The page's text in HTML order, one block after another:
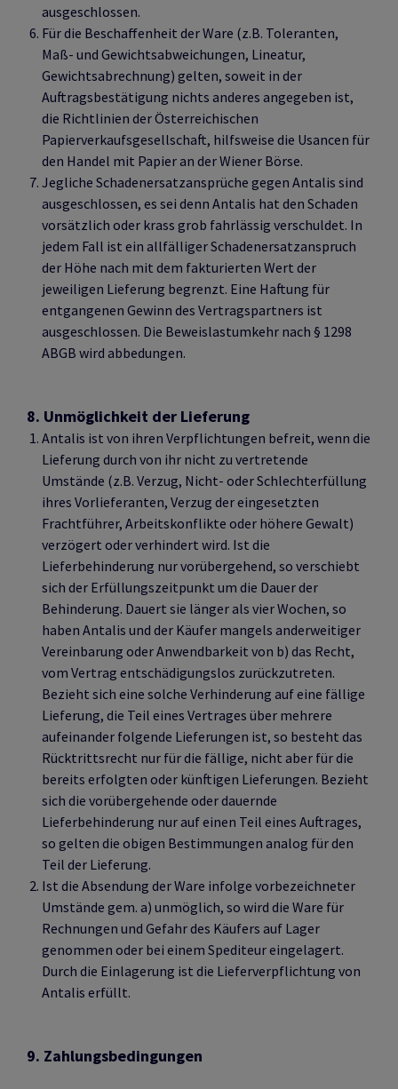
ausgeschlossen.
Für die Beschaffenheit der Ware (z.B. Toleranten,
Maß- und Gewichtsabweichungen, Lineatur,
Gewichtsabrechnung) gelten, soweit in der
Auftragsbestätigung nichts anderes angegeben ist,
die Richtlinien der Österreichischen
Papierverkaufsgesellschaft, hilfsweise die Usancen für
den Handel mit Papier an der Wiener Börse.
Jegliche Schadenersatzansprüche gegen Antalis sind
ausgeschlossen, es sei denn Antalis hat den Schaden
vorsätzlich oder krass grob fahrlässig verschuldet. In
jedem Fall ist ein allfälliger Schadenersatzanspruch
der Höhe nach mit dem fakturierten Wert der
jeweiligen Lieferung begrenzt. Eine Haftung für
entgangenen Gewinn des Vertragspartners ist
ausgeschlossen. Die Beweislastumkehr nach § 1298
ABGB wird abbedungen.
8. Unmöglichkeit der Lieferung
Antalis ist von ihren Verpflichtungen befreit, wenn die
Lieferung durch von ihr nicht zu vertretende
Umstände (z.B. Verzug, Nicht- oder Schlechterfüllung
ihres Vorlieferanten, Verzug der eingesetzten
Frachtführer, Arbeitskonflikte oder höhere Gewalt)
verzögert oder verhindert wird. Ist die
Lieferbehinderung nur vorübergehend, so verschiebt
sich der Erfüllungszeitpunkt um die Dauer der
Behinderung. Dauert sie länger als vier Wochen, so
haben Antalis und der Käufer mangels anderweitiger
Vereinbarung oder Anwendbarkeit von b) das Recht,
vom Vertrag entschädigungslos zurückzutreten.
Bezieht sich eine solche Verhinderung auf eine fällige
Lieferung, die Teil eines Vertrages über mehrere
aufeinander folgende Lieferungen ist, so besteht das
Rücktrittsrecht nur für die fällige, nicht aber für die
bereits erfolgten oder künftigen Lieferungen. Bezieht
sich die vorübergehende oder dauernde
Lieferbehinderung nur auf einen Teil eines Auftrages,
so gelten die obigen Bestimmungen analog für den
Teil der Lieferung.
Ist die Absendung der Ware infolge vorbezeichneter
Umstände gem. a) unmöglich, so wird die Ware für
Rechnungen und Gefahr des Käufers auf Lager
genommen oder bei einem Spediteur eingelagert.
Durch die Einlagerung ist die Lieferverpflichtung von
Antalis erfüllt.
9. Zahlungsbedingungen